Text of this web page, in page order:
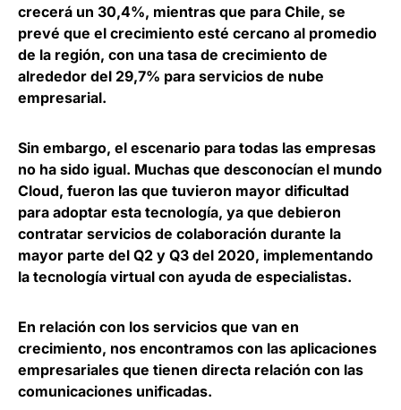
crecerá un 30,4%, mientras que para Chile, se
prevé que el crecimiento esté cercano al promedio
de la región, con una tasa de crecimiento de
alrededor del 29,7% para servicios de nube
empresarial.
Sin embargo, el escenario para todas las empresas
no ha sido igual. Muchas que desconocían el mundo
Cloud, fueron las que tuvieron mayor dificultad
para adoptar esta tecnología, ya que debieron
contratar servicios de colaboración durante la
mayor parte del Q2 y Q3 del 2020, implementando
la tecnología virtual con ayuda de especialistas.
En relación con los servicios que van en
crecimiento, nos encontramos con las aplicaciones
empresariales que tienen directa relación con las
comunicaciones unificadas.